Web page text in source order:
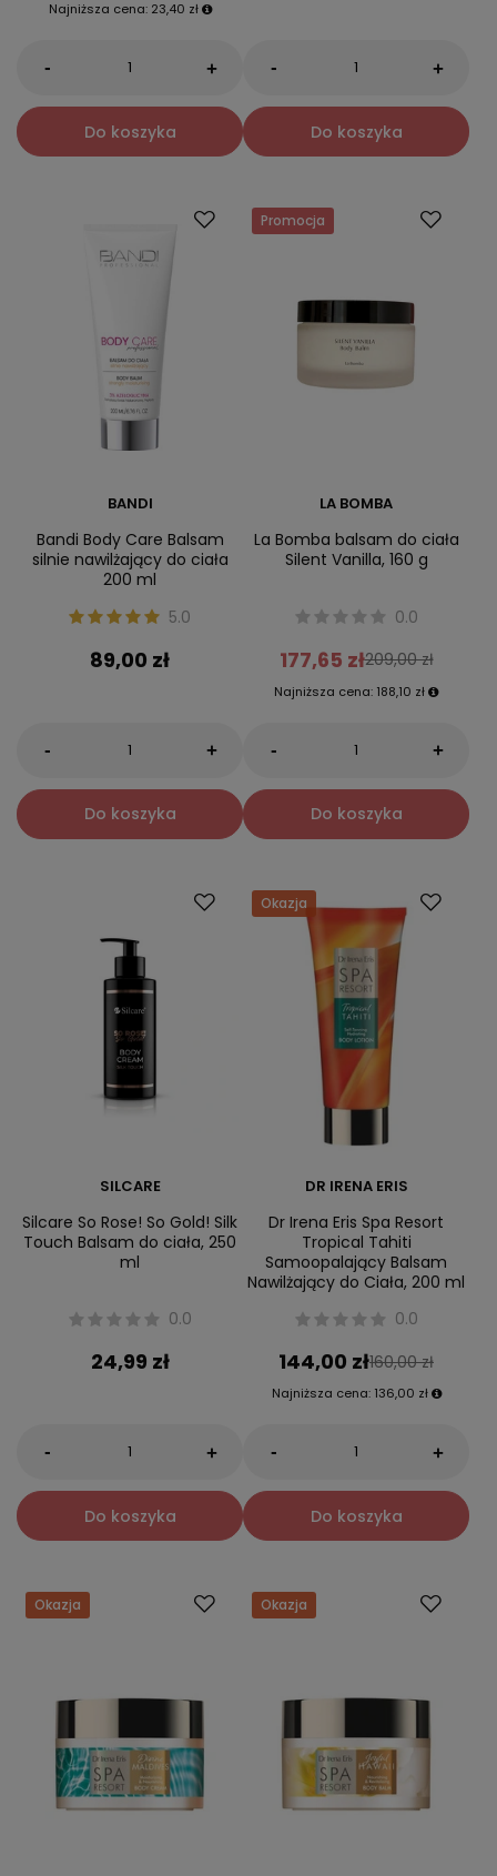
Najniższa cena: 23,40 zł
- +
Do koszyka
- +
Do koszyka
BANDI
Bandi Body Care Balsam
silnie nawilżający do ciała
200 ml
5.0
89,00 zł
- +
Do koszyka
Promocja
LA BOMBA
La Bomba balsam do ciała
Silent Vanilla, 160 g
0.0
177,65 zł209,00 zł
Najniższa cena: 188,10 zł
- +
Do koszyka
SILCARE
Silcare So Rose! So Gold! Silk
Touch Balsam do ciała, 250
ml
0.0
24,99 zł
- +
Do koszyka
Okazja
DR IRENA ERIS
Dr Irena Eris Spa Resort
Tropical Tahiti
Samoopalający Balsam
Nawilżający do Ciała, 200 ml
0.0
144,00 zł160,00 zł
Najniższa cena: 136,00 zł
- +
Do koszyka
Okazja Okazja